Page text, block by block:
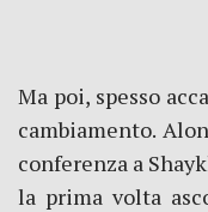
Ma poi, spesso
cambiamento.
conferenza a
la prima volta